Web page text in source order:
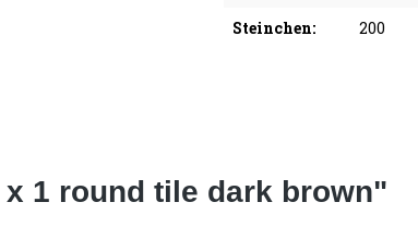
Steinchen:
200
1 round tile dark brown"